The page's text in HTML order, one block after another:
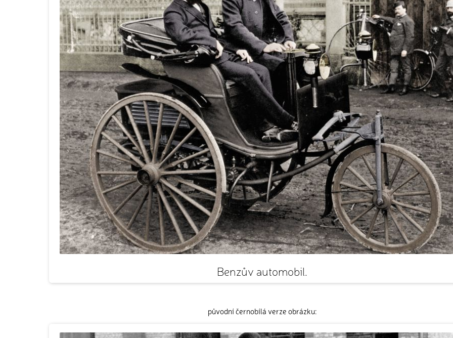
Benzův automobil.
původní černobílá verze obrázku: